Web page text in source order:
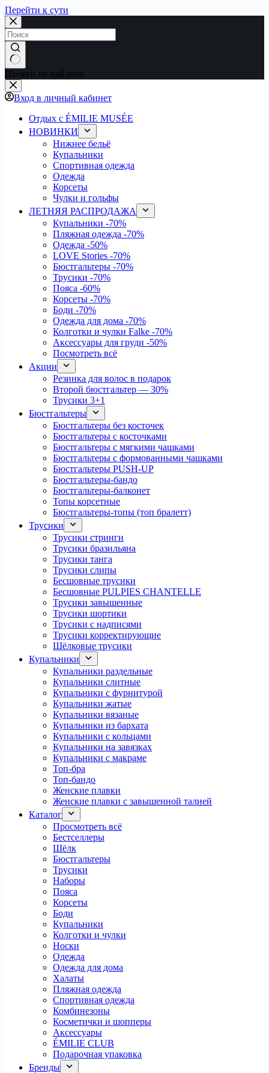
Перейти к сути
Ничего не найдено
Вход в личный кабинет
Отдых с ÉMILIE MUSÉE
НОВИНКИ
Нижнее бельё
Купальники
Спортивная одежда
Одежда
Корсеты
Чулки и гольфы
ЛЕТНЯЯ РАСПРОДАЖА
Купальники -70%
Пляжная одежда -70%
Одежда -50%
LOVE Stories -70%
Бюстгальтеры -70%
Трусики -70%
Пояса -60%
Корсеты -70%
Боди -70%
Одежда для дома -70%
Колготки и чулки Falke -70%
Аксессуары для груди -50%
Посмотреть всё
Акции
Резинка для волос в подарок
Второй бюстгальтер — 30%
Трусики 3+1
Бюстгальтеры
Бюстгальтеры без косточек
Бюстгальтеры с косточками
Бюстгальтеры с мягкими чашками
Бюстгальтеры с формованными чашками
Бюстгальтеры PUSH-UP
Бюстгальтеры-бандо
Бюстгальтеры-балконет
Топы корсетные
Бюстгальтеры-топы (топ бралетт)
Трусики
Трусики стринги
Трусики бразильяна
Трусики танга
Трусики слипы
Бесшовные трусики
Бесшовные PULPIES CHANTELLE
Трусики завышенные
Трусики шортики
Трусики с надписями
Трусики корректирующие
Шёлковые трусики
Купальники
Купальники раздельные
Купальники слитные
Купальники с фурнитурой
Купальники жатые
Купальники вязаные
Купальники из бархата
Купальники с кольцами
Купальники на завязках
Купальники с макраме
Топ-бра
Топ-бандо
Женские плавки
Женские плавки с завышенной талией
Каталог
Просмотреть всё
Бестселлеры
Шёлк
Бюстгальтеры
Трусики
Наборы
Пояса
Корсеты
Боди
Купальники
Колготки и чулки
Носки
Одежда
Одежда для дома
Халаты
Пляжная одежда
Спортивная одежда
Комбинезоны
Косметички и шопперы
Аксессуары
ÉMILIE CLUB
Подарочная упаковка
Бренды